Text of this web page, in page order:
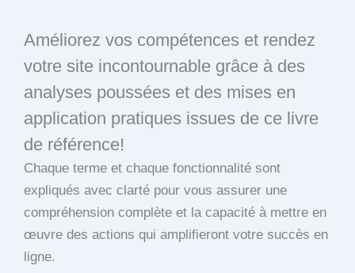
Améliorez vos compétences et rendez
votre site incontournable grâce à des
analyses poussées et des mises en
application pratiques issues de ce livre
de référence!
Chaque terme et chaque fonctionnalité sont
expliqués avec clarté pour vous assurer une
compréhension complète et la capacité à mettre en
œuvre des actions qui amplifieront votre succès en
ligne.